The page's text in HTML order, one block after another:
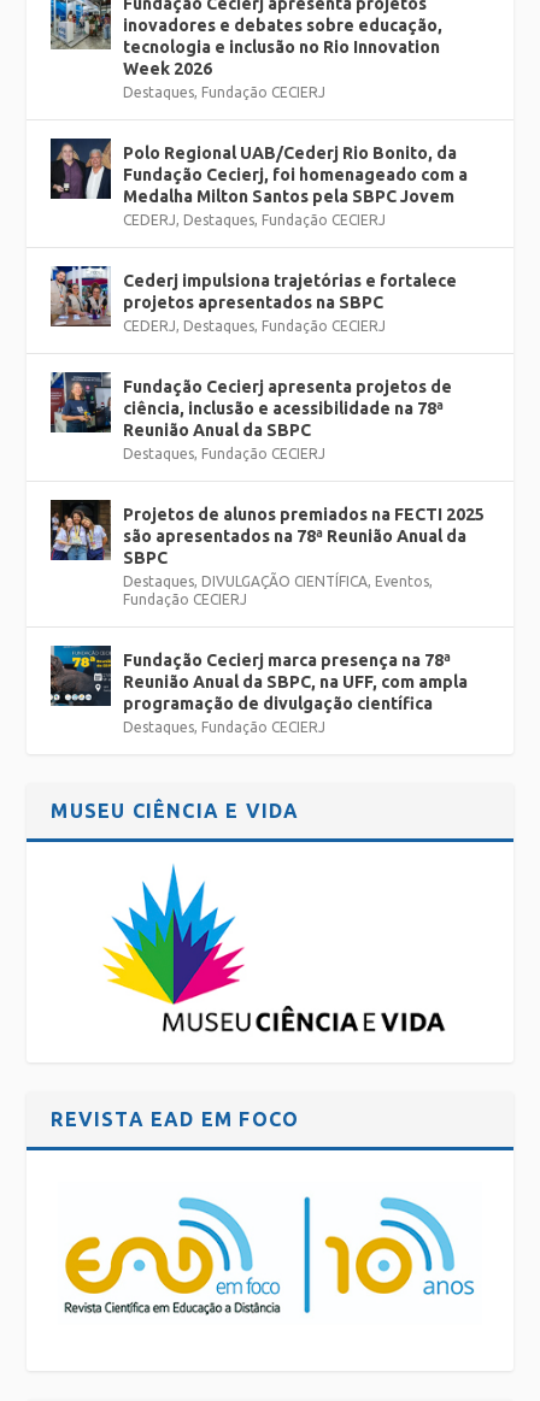
inovadores e debates sobre educação,
tecnologia e inclusão no Rio Innovation
Week 2026
Destaques Fundação CECIERJ
Polo Regional UAB/Cederj Rio Bonito, da
Fundação Cecierj, foi homenageado com a
Medalha Milton Santos pela SBPC Jovem
CEDERJ Destaques Fundação CECIERJ
Cederj impulsiona trajetórias e fortalece
projetos apresentados na SBPC
CEDERJ Destaques Fundação CECIERJ
Fundação Cecierj apresenta projetos de
ciência, inclusão e acessibilidade na 78ª
Reunião Anual da SBPC
Destaques Fundação CECIERJ
Projetos de alunos premiados na FECTI 2025
são apresentados na 78ª Reunião Anual da
SBPC
Destaques DIVULGAÇÃO CIENTÍFICA Eventos
Fundação CECIERJ
Fundação Cecierj marca presença na 78ª
Reunião Anual da SBPC, na UFF, com ampla
programação de divulgação científica
Destaques Fundação CECIERJ
MUSEU CIÊNCIA E VIDA
REVISTA EAD EM FOCO